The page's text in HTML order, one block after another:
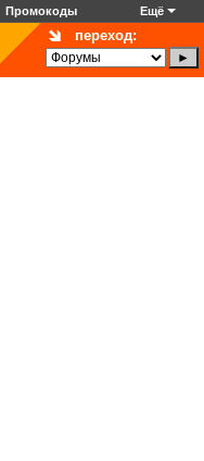
Промокоды Ещё
переход: